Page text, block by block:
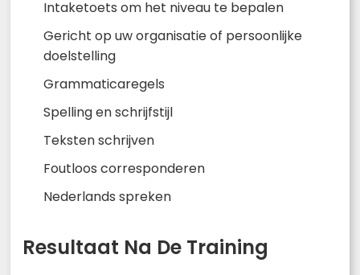
Intaketoets om het niveau te bepalen
Gericht op uw organisatie of persoonlijke
doelstelling
Grammaticaregels
Spelling en schrijfstijl
Teksten schrijven
Foutloos corresponderen
Nederlands spreken
Resultaat Na De Training